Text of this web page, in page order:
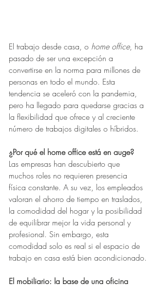
El trabajo desde casa, o home office, ha
pasado de ser una excepción a
convertirse en la norma para millones de
personas en todo el mundo. Esta
tendencia se aceleró con la pandemia,
pero ha llegado para quedarse gracias a
la flexibilidad que ofrece y al creciente
número de trabajos digitales o híbridos.
¿Por qué el home office está en auge?
Las empresas han descubierto que
muchos roles no requieren presencia
física constante. A su vez, los empleados
valoran el ahorro de tiempo en traslados,
la comodidad del hogar y la posibilidad
de equilibrar mejor la vida personal y
profesional. Sin embargo, esta
comodidad solo es real si el espacio de
trabajo en casa está bien acondicionado.
El mobiliario: la base de una oficina